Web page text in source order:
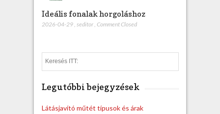
Ideális fonalak horgoláshoz
2026-04-29, seditor, Comment Closed
e
Legutóbbi bejegyzések
Látásjavító műtét típusok és árak